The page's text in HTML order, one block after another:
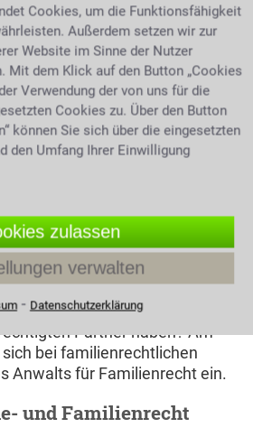
beiden Ehegatten ausgefüllt
Versorgungsausgleich vom
der Scheidungstermin
Eheleute einenEhevertrag
Scheidung meist sehr viel
Corona
auch um die Folgen für die
19 so klein wie möglich zu
für dasUnterhaltsrecht
im Hinblick auf angeordnete
Folgen kann eine Impfweigerung
Partner haben? Am
bei familienrechtlichen
Anwalts für Familienrecht ein.
und Familienrecht
Cookies, um die Funktionsfähigkeit
Außerdem setzen wir zur
Website im Sinne der Nutzer
Mit dem Klick auf den Button „Cookies
Verwendung der von uns für die
Cookies zu. Über den Button
können Sie sich über die eingesetzten
den Umfang Ihrer Einwilligung
zulassen
verwalten
⁃ Datenschutzerklärung